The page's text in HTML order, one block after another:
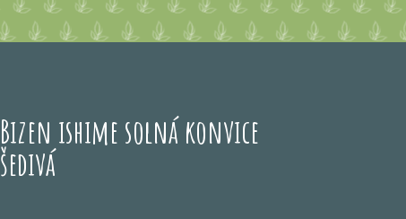
Bizen ishime solná konvice
šedivá